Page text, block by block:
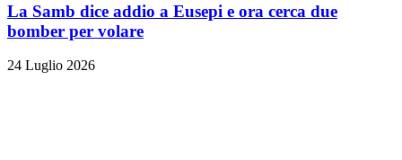
La Samb dice addio a Eusepi e ora cerca due
bomber per volare
24 Luglio 2026